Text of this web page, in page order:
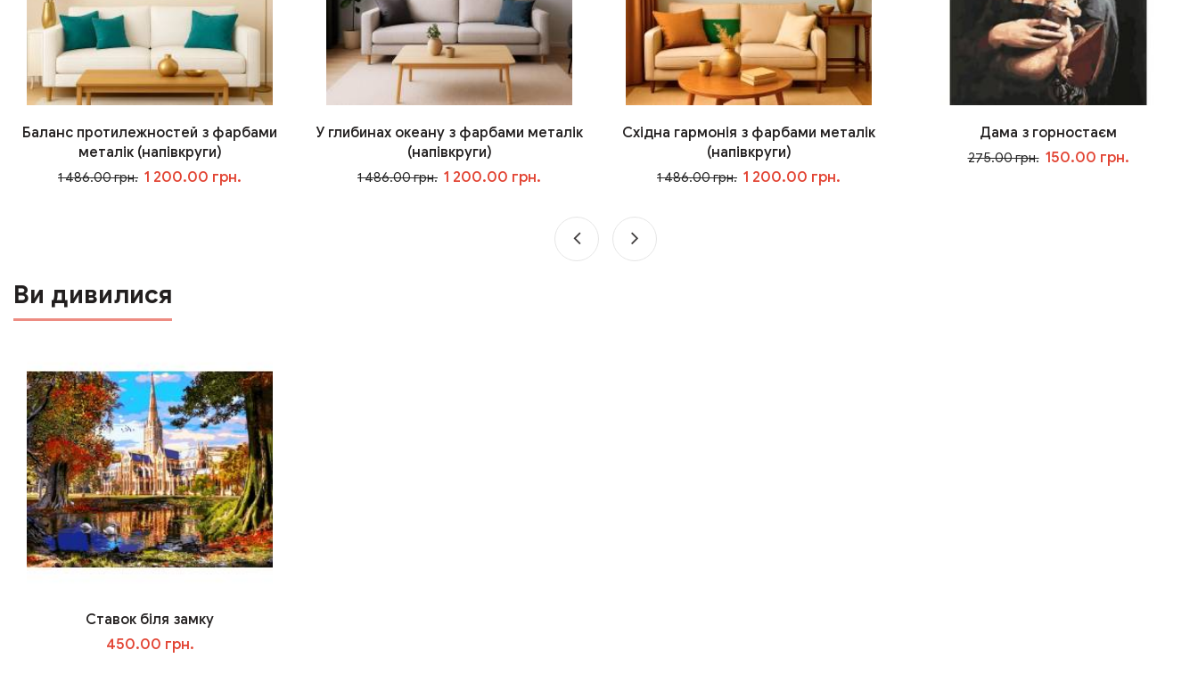
Баланс протилежностей з фарбами
металік (напівкруги)
1 486.00 грн. 1 200.00 грн.
У глибинах океану з фарбами металік
(напівкруги)
1 486.00 грн. 1 200.00 грн.
Східна гармонія з фарбами металік
(напівкруги)
1 486.00 грн. 1 200.00 грн.
Дама з горностаєм
275.00 грн. 150.00 грн.
Ви дивилися
Ставок біля замку
450.00 грн.